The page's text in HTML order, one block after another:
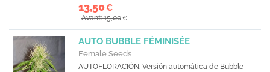
13,50€
Avant: 15,00€
AUTO BUBBLE FÉMINISÉE
Female Seeds
AUTOFLORACIÓN. Versión automática de Bubble